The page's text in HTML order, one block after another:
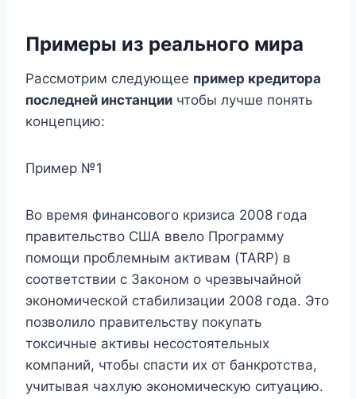
Примеры из реального мира
Рассмотрим следующее пример кредитора
последней инстанции чтобы лучше понять
концепцию:
Пример №1
Во время финансового кризиса 2008 года
правительство США ввело Программу
помощи проблемным активам (TARP) в
соответствии с Законом о чрезвычайной
экономической стабилизации 2008 года. Это
позволило правительству покупать
токсичные активы несостоятельных
компаний, чтобы спасти их от банкротства,
учитывая чахлую экономическую ситуацию.